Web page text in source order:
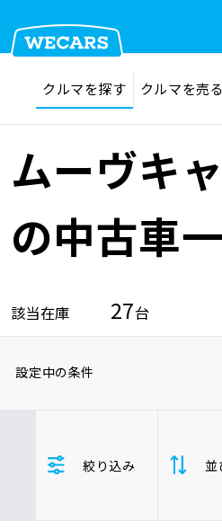
在庫検索 サイト内検索
クルマを探す
クルマを探す クルマを売る
ムーヴキ
の中古車
該当在庫 27台
設定中の条件
年式(下限)
年
絞り込み 並